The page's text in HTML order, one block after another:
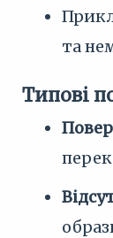
та
Типові